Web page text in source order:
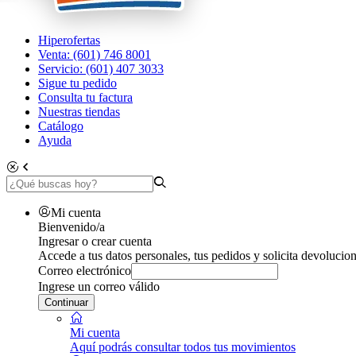
Hiperofertas
Venta: (601) 746 8001
Servicio: (601) 407 3033
Sigue tu pedido
Consulta tu factura
Nuestras tiendas
Catálogo
Ayuda
Mi cuenta
Bienvenido/a
Ingresar o crear cuenta
Accede a tus datos personales, tus pedidos y solicita
Correo electrónico
Ingrese un correo válido
Continuar
Mi cuenta
Aquí podrás consultar todos tus movimientos